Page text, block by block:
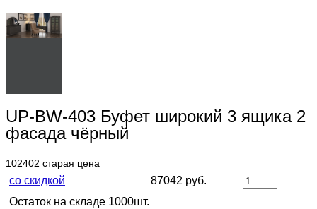
UP-BW-403 Буфет широкий 3 ящика 2
фасада чёрный
102402 старая цена
со скидкой
87042 руб.
Остаток на складе 1000шт.